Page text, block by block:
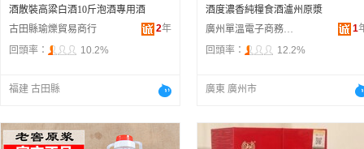
酒散裝高粱白酒10斤泡酒專用酒
古田縣瑜爍貿易商行
2年
回頭率：
10.2%
福建 古田縣
酒度濃香純糧食酒瀘州原漿
廣州單溫電子商務商行
1
回頭率：
12.2%
廣東 廣州市